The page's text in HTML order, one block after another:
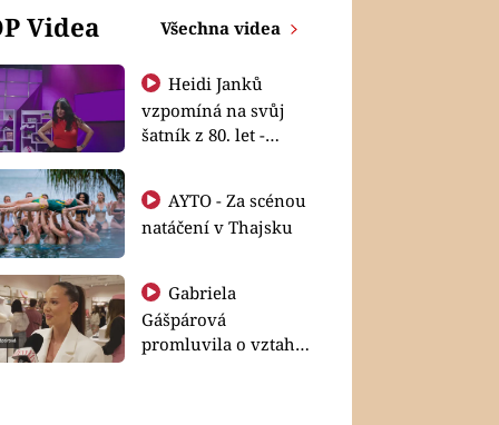
Videa Všechna videa
Heidi Janků
vzpomíná na svůj
šatník z 80. let -
natáčení v Thajsku
Gabriela
Gášpárová
promluvila o vztahu